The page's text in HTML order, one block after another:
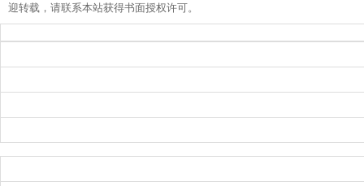
迎转载，请联系本站获得书面授权许可。